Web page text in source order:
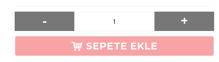
- +
SEPETE EKLE